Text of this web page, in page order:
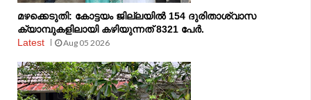
മഴക്കെടുതി: കോട്ടയം ജില്ലയിൽ 154 ദുരിതാശ്വാസ
ക്യാമ്പുകളിലായി കഴിയുന്നത് 8321 പേർ.
Latest
Aug 05 2026